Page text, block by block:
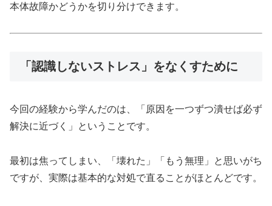
本体故障かどうかを切り分けできます。
「認識しないストレス」をなくすために
今回の経験から学んだのは、「原因を一つずつ潰せば必ず
解決に近づく」ということです。
最初は焦ってしまい、「壊れた」「もう無理」と思いがち
ですが、実際は基本的な対処で直ることがほとんどです。